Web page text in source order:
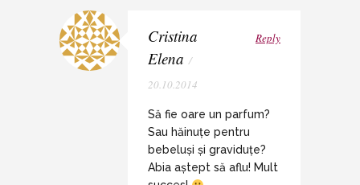
Cristina
Elena /
20.10.2014
Reply
Să fie oare un parfum?
Sau hăinuțe pentru
bebeluși și graviduțe?
Abia aștept să aflu! Mult